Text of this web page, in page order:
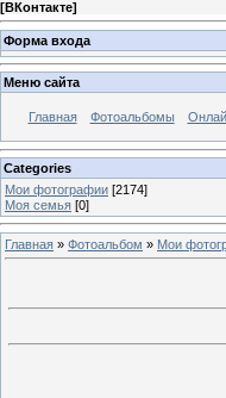
[ВКонтакте]
Форма входа
Меню сайта
Главная Фотоальбомы
Categories
Мои фотографии [2174]
Моя семья [0]
Главная » Фотоальбом » Мои